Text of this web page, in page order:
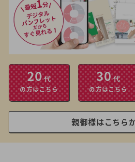
20代
の方はこちら
30代
の方はこちら
親御様はこちら